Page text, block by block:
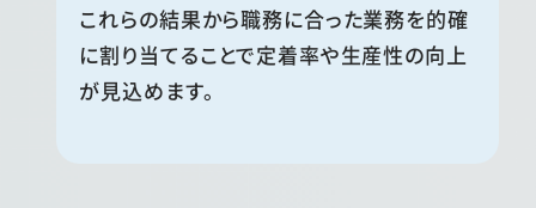
これらの結果から職務に合った業務を的確
に割り当てることで定着率や生産性の向上
が見込めます。